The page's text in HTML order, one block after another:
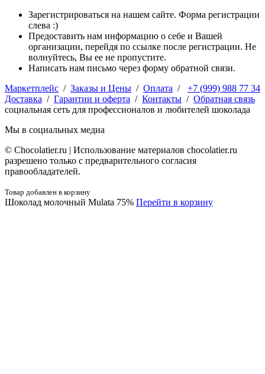
Зарегистрироваться на нашем сайте. Форма регистрации
слева :)
Предоставить нам информацию о себе и Вашей
организации, перейдя по ссылке после регистрации. Не
волнуйтесь, Вы ее не пропустите.
Написать нам письмо через форму обратной связи.
+7 (999) 988 77 34
Маркетплейс / Заказы и Цены / Оплата /
Доставка / Гарантии и оферта / Контакты / Обратная связь
социальная сеть для профессионалов и любителей шоколада
Мы в социальных медиа
© Сhocolatier.ru | Использование материалов chocolatier.ru
разрешено только с предварительного согласия
правообладателей.
Товар добавлен в корзину
Шоколад молочный Mulata 75% Перейти в корзину